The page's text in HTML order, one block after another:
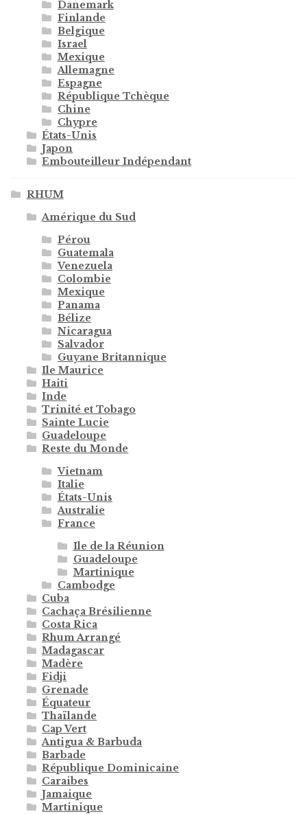
Danemark
Finlande
Belgique
Israel
Mexique
Allemagne
Espagne
République Tchèque
Chine
Chypre
États-Unis
Japon
Embouteilleur Indépendant
RHUM
Amérique du Sud
Pérou
Guatemala
Venezuela
Colombie
Mexique
Panama
Bélize
Nicaragua
Salvador
Guyane Britannique
Ile Maurice
Haiti
Inde
Trinité et Tobago
Sainte Lucie
Guadeloupe
Reste du Monde
Vietnam
Italie
États-Unis
Australie
France
Ile de la Réunion
Guadeloupe
Martinique
Cambodge
Cuba
Cachaça Brésilienne
Costa Rica
Rhum Arrangé
Madagascar
Madère
Fidji
Grenade
Équateur
Thaïlande
Cap Vert
Antigua & Barbuda
Barbade
République Dominicaine
Caraibes
Jamaique
Martinique